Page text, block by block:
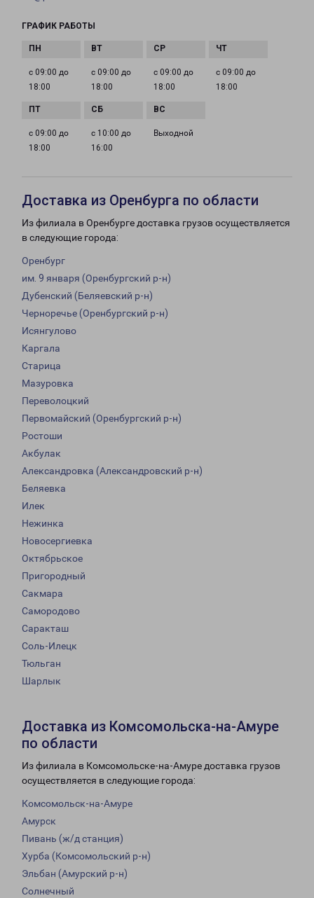
ГРАФИК РАБОТЫ
с 09:00 до
18:00
с 09:00 до
18:00
с 09:00 до
18:00
с 09:00 до
18:00
с 09:00 до
18:00
с 10:00 до
16:00
Выходной
Доставка из Оренбурга по области
Из филиала в Оренбурге доставка грузов осуществляется
в следующие города:
Оренбург
им. 9 января (Оренбургский р-н)
Дубенский (Беляевский р-н)
Черноречье (Оренбургский р-н)
Исянгулово
Каргала
Старица
Мазуровка
Переволоцкий
Первомайский (Оренбургский р-н)
Ростоши
Акбулак
Александровка (Александровский р-н)
Беляевка
Илек
Нежинка
Новосергиевка
Октябрьское
Пригородный
Сакмара
Самородово
Саракташ
Соль-Илецк
Тюльган
Шарлык
Доставка из Комсомольска-на-Амуре
по области
Из филиала в Комсомольске-на-Амуре доставка грузов
осуществляется в следующие города:
Комсомольск-на-Амуре
Амурск
Пивань (ж/д станция)
Хурба (Комсомольский р-н)
Эльбан (Амурский р-н)
Солнечный